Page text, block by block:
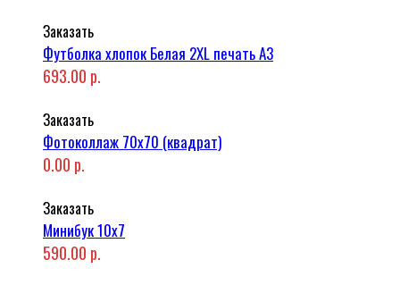
Заказать
Футболка хлопок Белая 2XL печать A3
693.00 р.
Заказать
Фотоколлаж 70x70 (квадрат)
0.00 р.
Заказать
Минибук 10х7
590.00 р.